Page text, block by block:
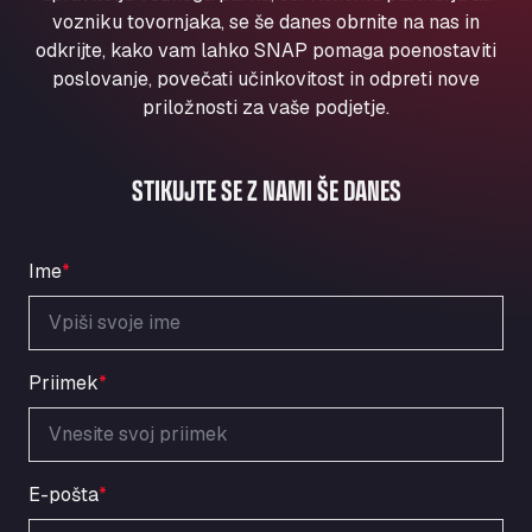
Aqua Ariva GmbH
Marie-Curie-Straße 24, 68219
Aral Autohof Bockel
An der Autobahn 1, 27404
Oppelner Str. 1, 31167
ARAL Autohof Merklingen
ARAL Autohof Preis
Schellweilerstraße 1, 66871
ARAL Tankstelle - XXL Truckwash.de
GmbH
Obernburger Str. 127, 63811
Ardleigh South Services
a120 westbound, CO77SL
Area 47 Hermanos Rico
vozniku tovornjaka, se še danes obrnite na nas in
odkrijte, kako vam lahko SNAP pomaga poenostaviti
poslovanje, povečati učinkovitost in odpreti nove
priložnosti za vaše podjetje.
STIKUJTE SE Z NAMI ŠE DANES
Ime*
Priimek*
E-pošta*